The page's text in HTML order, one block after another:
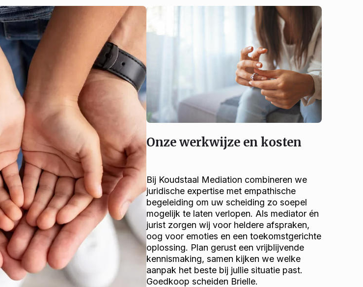
Onze werkwijze en kosten
Bij Koudstaal Mediation combineren we
juridische expertise met empathische
begeleiding om uw scheiding zo soepel
mogelijk te laten verlopen. Als mediator én
jurist zorgen wij voor heldere afspraken,
oog voor emoties en een toekomstgerichte
oplossing. Plan gerust een vrijblijvende
kennismaking, samen kijken we welke
aanpak het beste bij jullie situatie past.
Goedkoop scheiden Brielle.